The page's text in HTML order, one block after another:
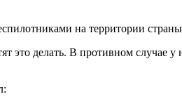
на территории
это делать. В противном